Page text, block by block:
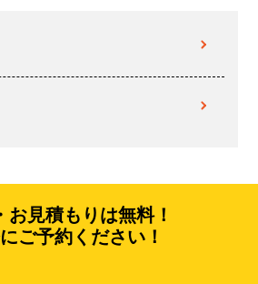
お見積もりは無料！
ご予約ください！